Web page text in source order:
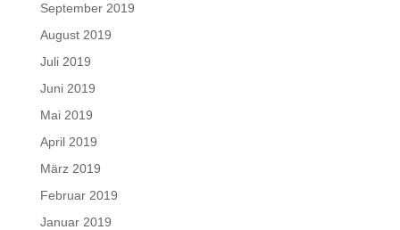
September 2019
August 2019
Juli 2019
Juni 2019
Mai 2019
April 2019
März 2019
Februar 2019
Januar 2019